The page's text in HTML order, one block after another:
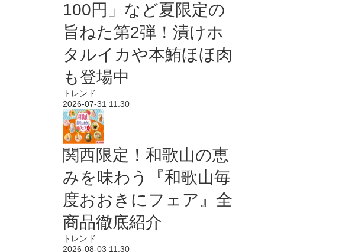
100円」など夏限定の
旨ねた第2弾！漬けホ
タルイカや本鮪ほほ肉
も登場中
トレンド
2026-07-31 11:30
関西限定！和歌山の恵
みを味わう『和歌山毎
度おおきにフェア』全
商品徹底紹介
トレンド
2026-08-03 11:30